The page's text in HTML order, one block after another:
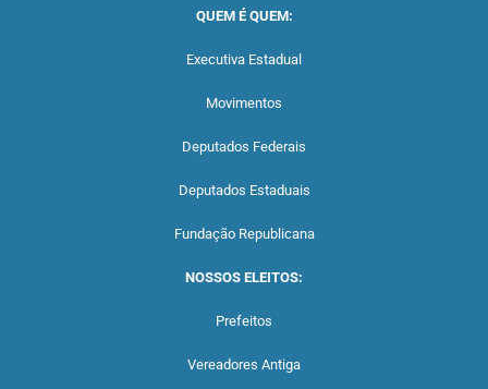
QUEM É QUEM:
Executiva Estadual
Movimentos
Deputados Federais
Deputados Estaduais
Fundação Republicana
NOSSOS ELEITOS:
Prefeitos
Vereadores Antiga